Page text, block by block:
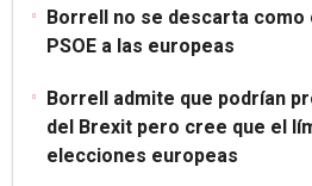
Borrell no se descarta como
PSOE a las europeas
Borrell admite que podrían
del Brexit pero cree que el
elecciones europeas